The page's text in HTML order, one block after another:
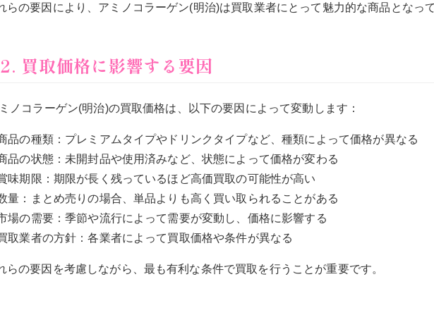
らの要因により、アミノコラーゲン(明治)は買取業者にとって魅力的な商品となって
買取価格に影響する要因
ノコラーゲン(明治)の買取価格は、以下の要因によって変動します：
品の種類：プレミアムタイプやドリンクタイプなど、種類によって価格が異なる
品の状態：未開封品や使用済みなど、状態によって価格が変わる
味期限：期限が長く残っているほど高価買取の可能性が高い
量：まとめ売りの場合、単品よりも高く買い取られることがある
場の需要：季節や流行によって需要が変動し、価格に影響する
取業者の方針：各業者によって買取価格や条件が異なる
らの要因を考慮しながら、最も有利な条件で買取を行うことが重要です。